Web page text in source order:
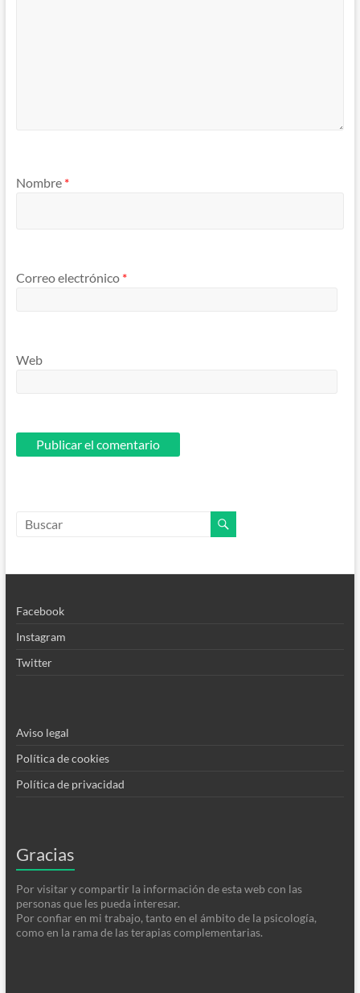
Nombre *
Correo electrónico *
Web
Facebook
Instagram
Twitter
Aviso legal
Política de cookies
Política de privacidad
Gracias
Por visitar y compartir la información de esta web con las
personas que les pueda interesar.
Por confiar en mi trabajo, tanto en el ámbito de la psicología,
como en la rama de las terapias complementarias.